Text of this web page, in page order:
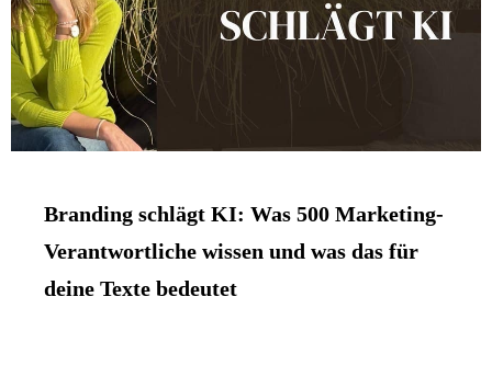
Branding schlägt KI: Was 500 Marketing-
Verantwortliche wissen und was das für
deine Texte bedeutet